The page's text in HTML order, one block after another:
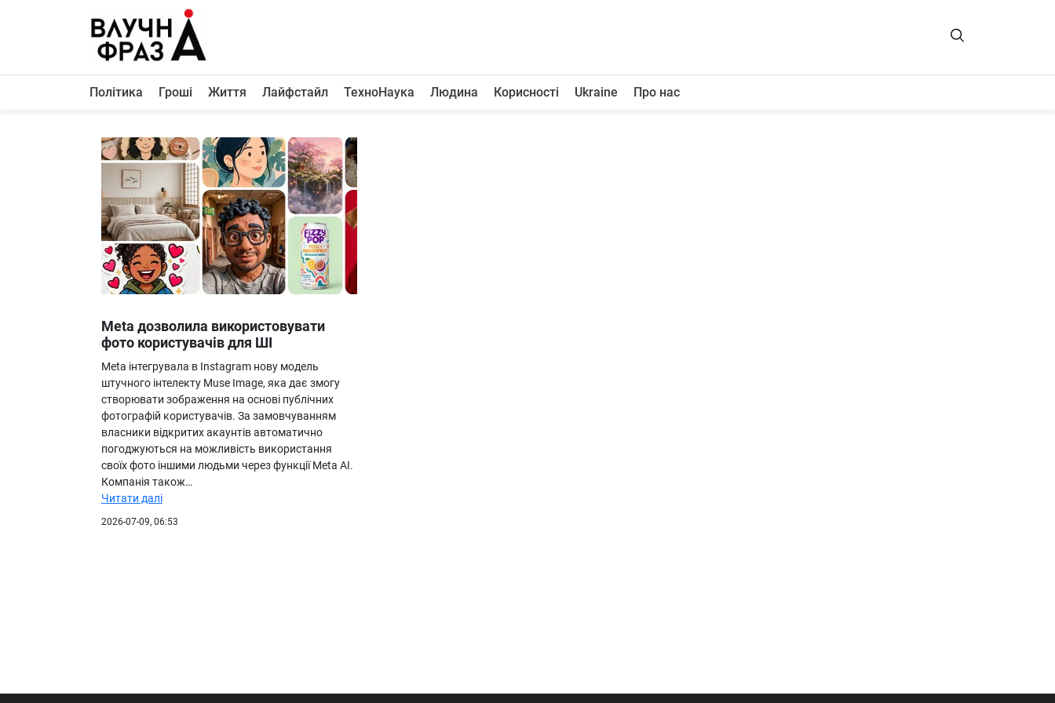
Політика
Життя
Лайфстайл
ТехноНаука
Людина
Корисності
Про нас
Політика Гроші Життя Лайфстайл ТехноНаука Людина Корисності Ukraine Про нас
Meta дозволила використовувати
фото користувачів для ШІ
Meta інтегрувала в Instagram нову модель
штучного інтелекту Muse Image, яка дає змогу
створювати зображення на основі публічних
фотографій користувачів. За замовчуванням
власники відкритих акаунтів автоматично
погоджуються на можливість використання
своїх фото іншими людьми через функції Meta AI.
Компанія також…
Читати далі
2026-07-09, 06:53